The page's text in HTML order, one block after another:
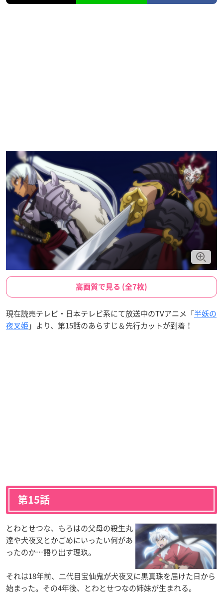
高画質で見る (全7枚)
現在読売テレビ・日本テレビ系にて放送中のTVアニメ「半妖の
夜叉姫 」より、第15話のあらすじ＆先行カットが到着！
第15話
とわとせつな、もろはの父母の殺生丸
達や犬夜叉とかごめにいったい何があ
ったのか…語り出す理玖。
それは18年前、二代目宝仙鬼が犬夜叉に黒真珠を届けた日から
始まった。その4年後、とわとせつなの姉妹が生まれる。